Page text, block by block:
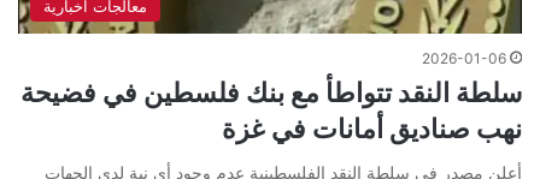
معالجات اخبارية
2026-01-06
سلطة النقد تتواطأ مع بنك فلسطين في فضيحة
نهب صناديق أمانات في غزة
أعلن مصدر في سلطة النقد الفلسطينية عدم وجود أي نية لدى الجهات